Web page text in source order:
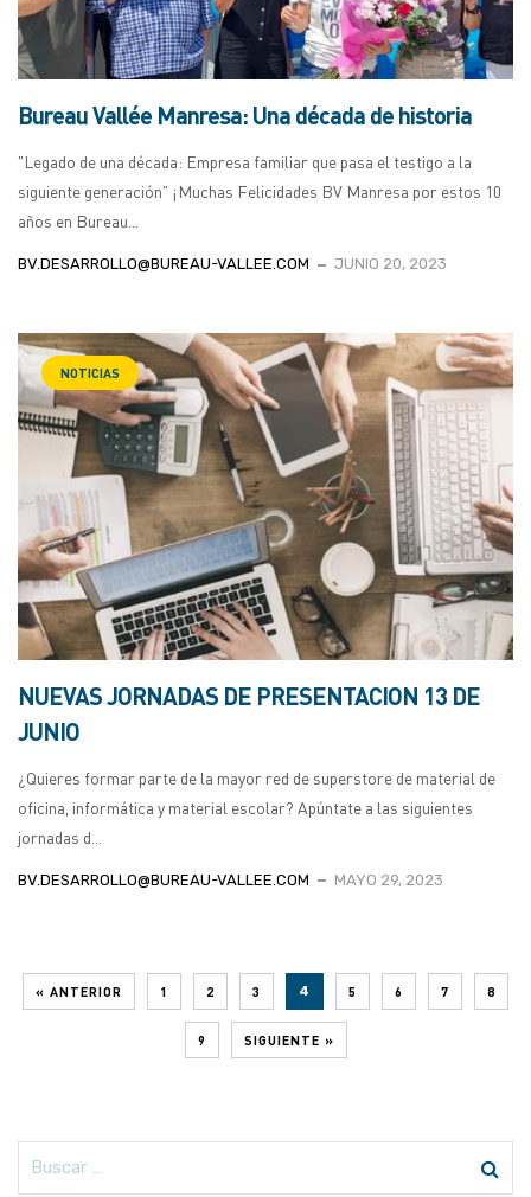
Bureau Vallée Manresa: Una década de historia
"Legado de una década: Empresa familiar que pasa el testigo a la
siguiente generación" ¡Muchas Felicidades BV Manresa por estos 10
años en Bureau...
BV.DESARROLLO@BUREAU-VALLEE.COM JUNIO 20, 2023
NOTICIAS
NUEVAS JORNADAS DE PRESENTACION 13 DE
JUNIO
¿Quieres formar parte de la mayor red de superstore de material de
oficina, informática y material escolar? Apúntate a las siguientes
jornadas d...
BV.DESARROLLO@BUREAU-VALLEE.COM MAYO 29, 2023
« ANTERIOR 1 2 3 4 5 6 7 8
9 SIGUIENTE »